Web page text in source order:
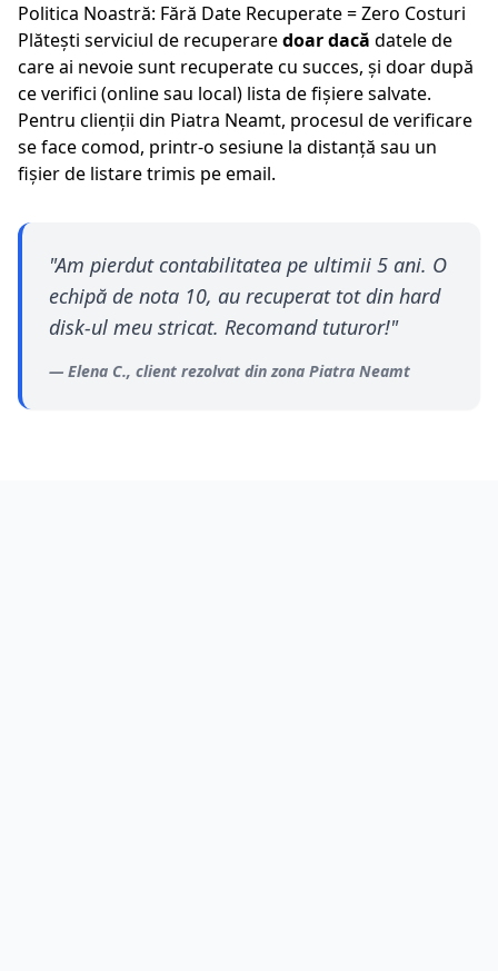
Politica Noastră: Fără Date Recuperate = Zero Costuri
Plătești serviciul de recuperaredoar dacă datele de
care ai nevoie sunt recuperate cu succes, și doar după
ce verifici (online sau local) lista de fișiere salvate.
Pentru clienții din Piatra Neamt, procesul de verificare
se face comod, printr-o sesiune la distanță sau un
fișier de listare trimis pe email.
"Am pierdut contabilitatea pe ultimii 5 ani. O
echipă de nota 10, au recuperat tot din hard
disk-ul meu stricat. Recomand tuturor!"
— Elena C., client rezolvat din zona Piatra Neamt